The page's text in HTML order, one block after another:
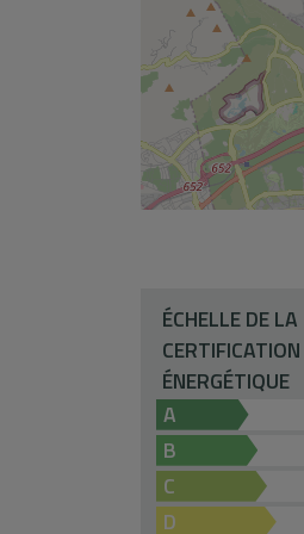
ÉCHELLE DE LA
CERTIFICATION
ÉNERGÉTIQUE
A
B
C
D